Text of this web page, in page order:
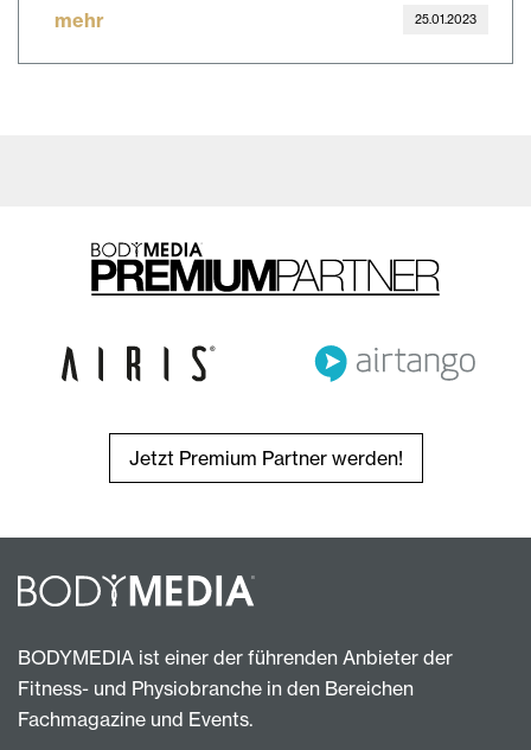
mehr 25.01.2023
Jetzt Premium Partner werden!
BODYMEDIA ist einer der führenden Anbieter der
Fitness- und Physiobranche in den Bereichen
Fachmagazine und Events.